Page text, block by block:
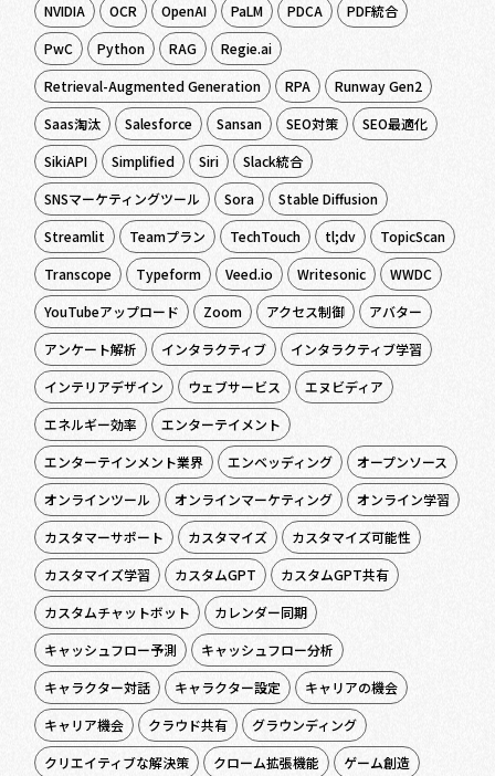
NVIDIA
OCR OpenAI PaLM PDCA
PDF統合
PwC
Python RAG
Regie.ai
Retrieval-Augmented Generation
RPA
Runway Gen2
Saas淘汰
Salesforce Sansan SEO対策
SEO最適化
SikiAPI
Simplified Siri
Slack統合
SNSマーケティングツール
Sora
Stable Diffusion
Streamlit
Teamプラン TechTouch tl;dv
TopicScan
Transcope
Typeform Veed.io Writesonic
WWDC
YouTubeアップロード
Zoom アクセス制御
アバター
アンケート解析
インタラクティブ
インタラクティブ学習
インテリアデザイン
ウェブサービス
エヌビディア
エネルギー効率
エンターテイメント
エンターテインメント業界
エンベッディング
オープンソース
オンラインツール
オンラインマーケティング
オンライン学習
カスタマーサポート
カスタマイズ
カスタマイズ可能性
カスタマイズ学習
カスタムGPT
カスタムGPT共有
カスタムチャットボット
カレンダー同期
キャッシュフロー予測
キャッシュフロー分析
キャラクター対話
キャラクター設定
キャリアの機会
キャリア機会
クラウド共有
グラウンディング
クリエイティブな解決策
クローム拡張機能 ゲーム創造